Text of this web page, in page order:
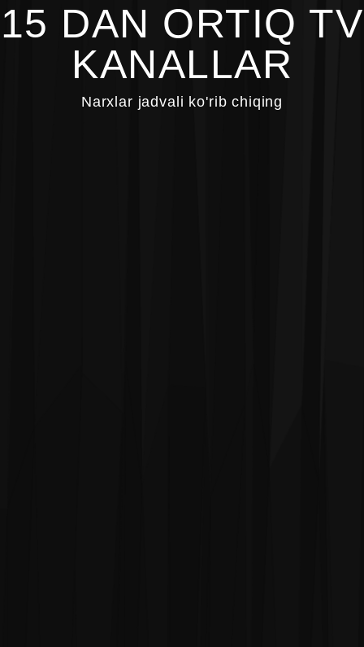
15 DAN ORTIQ TV
KANALLAR
Narxlar jadvali ko'rib chiqing